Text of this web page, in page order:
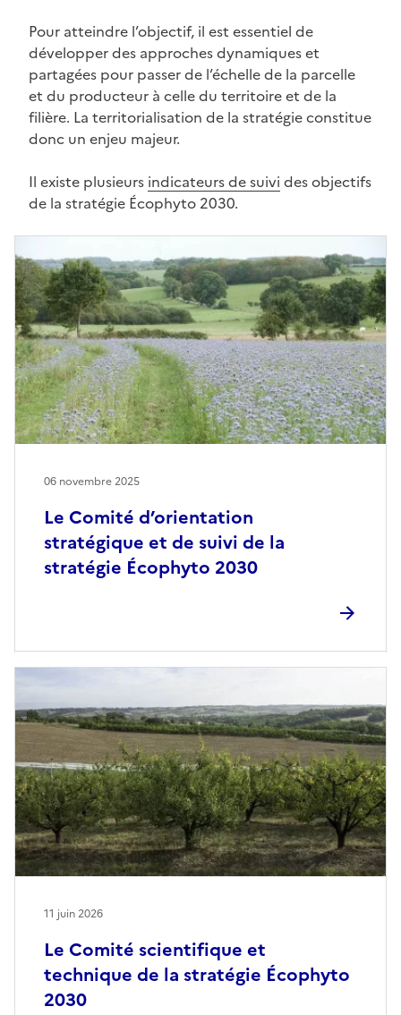
Pour atteindre l’objectif, il est essentiel de
développer des approches dynamiques et
partagées pour passer de l’échelle de la parcelle
et du producteur à celle du territoire et de la
filière. La territorialisation de la stratégie constitue
donc un enjeu majeur.
Il existe plusieurs indicateurs de suivi des objectifs
de la stratégie Écophyto 2030.
Le Comité d’orientation
stratégique et de suivi de la
stratégie Écophyto 2030
06 novembre 2025
Le Comité scientifique et
technique de la stratégie Écophyto
2030
11 juin 2026